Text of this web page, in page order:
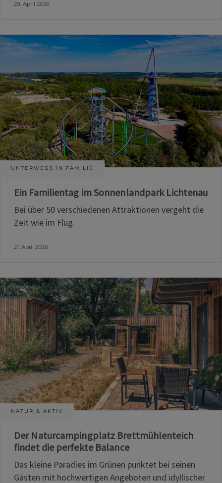
29. April 2026
UNTERWEGS IN FAMILIE
Ein Familientag im Sonnenlandpark Lichtenau
Bei über 50 verschiedenen Attraktionen vergeht die
Zeit wie im Flug.
21. April 2026
NATUR & AKTIV
Der Naturcampingplatz Brettmühlenteich
findet die perfekte Balance
Das kleine Paradies im Grünen punktet bei seinen
Gästen mit hochwertigen Angeboten und idyllischer